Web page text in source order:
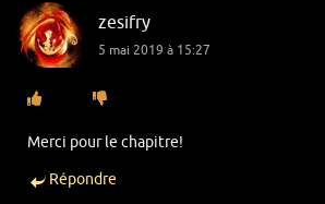
zesifry
5 mai 2019 à 15:27
Merci pour le chapitre!
Répondre